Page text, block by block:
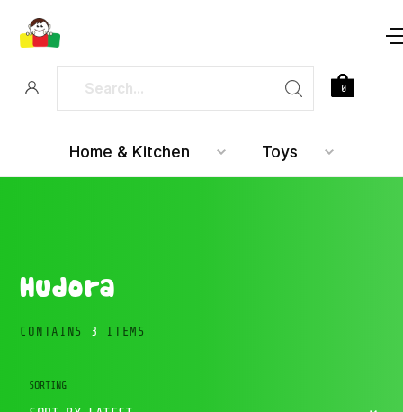
Home & Kitchen Toys
0
Hudora
CONTAINS 3 ITEMS
SORTING